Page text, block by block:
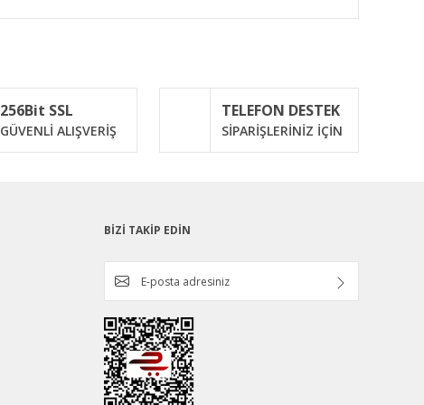
256Bit SSL
GÜVENLİ ALIŞVERİŞ
TELEFON DESTEK
SİPARİŞLERİNİZ İÇİN
BİZİ TAKİP EDİN